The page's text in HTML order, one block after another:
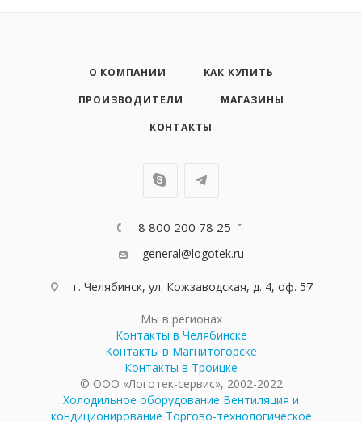
О КОМПАНИИ
КАК КУПИТЬ
ПРОИЗВОДИТЕЛИ
МАГАЗИНЫ
КОНТАКТЫ
8 800 200 78 25
general@logotek.ru
г. Челябинск, ул. Кожзаводская, д. 4, оф. 57
Мы в регионах
Контакты в Челябинске
Контакты в Магнитогорске
Контакты в Троицке
© ООО «Логотек-сервис», 2002-2022
Холодильное оборудование Вентиляция и
кондиционирование Торгово-технологическое